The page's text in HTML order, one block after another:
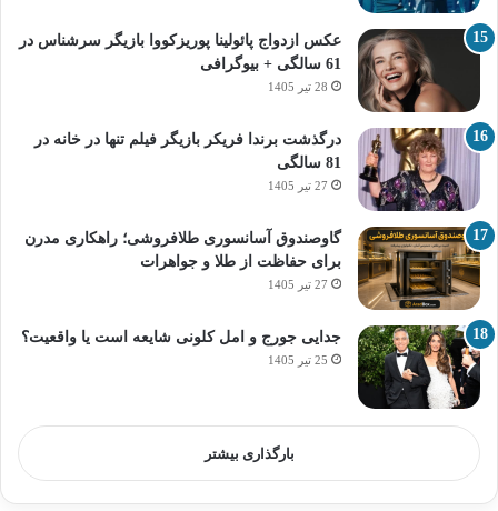
عکس ازدواج پائولینا پوریزکووا بازیگر سرشناس در
61 سالگی + بیوگرافی
28 تیر 1405
درگذشت برندا فریکر بازیگر فیلم تنها در خانه در
81 سالگی
27 تیر 1405
گاوصندوق آسانسوری طلافروشی؛ راهکاری مدرن
برای حفاظت از طلا و جواهرات
27 تیر 1405
جدایی جورج و امل کلونی شایعه است یا واقعیت؟
25 تیر 1405
بارگذاری بیشتر